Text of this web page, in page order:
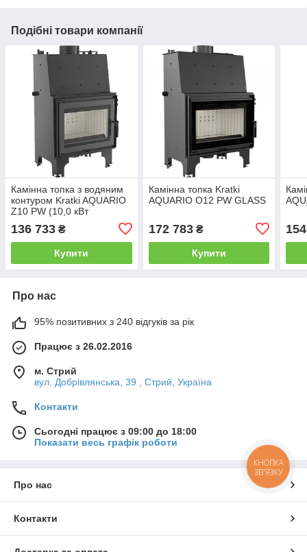
Подібні товари компанії
Камінна топка з водяним
контуром Kratki AQUARIO
Z10 PW (10,0 кВт
136 733 ₴
Купити
Камінна топка Kratki
AQUARIO O12 PW GLASS
172 783₴
Купити
Про нас
95% позитивних з 240 відгуків за рік
Працює з 26.02.2016
м. Стрий
вул. Добрівлянська, 39 , Стрий, Україна
Контакти
Сьогодні працює з 09:00 до 18:00
Показати весь графік роботи
Про нас
Контакти
КНОПКА
ЗВ'ЯЗКУ